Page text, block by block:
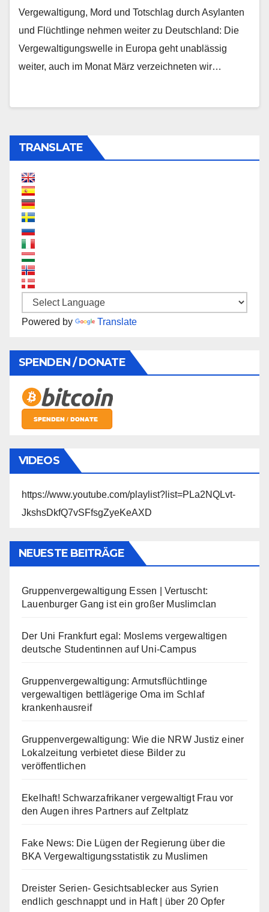
Vergewaltigung, Mord und Totschlag durch Asylanten
und Flüchtlinge nehmen weiter zu Deutschland: Die
Vergewaltigungswelle in Europa geht unablässig
weiter, auch im Monat März verzeichneten wir…
TRANSLATE
Powered by Translate
SPENDEN / DONATE
VIDEOS
https://www.youtube.com/playlist?list=PLa2NQLvt-
JkshsDkfQ7vSFfsgZyeKeAXD
NEUESTE BEITRÄGE
Gruppenvergewaltigung Essen | Vertuscht:
Lauenburger Gang ist ein großer Muslimclan
Der Uni Frankfurt egal: Moslems vergewaltigen
deutsche Studentinnen auf Uni-Campus
Gruppenvergewaltigung: Armutsflüchtlinge
vergewaltigen bettlägerige Oma im Schlaf
krankenhausreif
Gruppenvergewaltigung: Wie die NRW Justiz einer
Lokalzeitung verbietet diese Bilder zu
veröffentlichen
Ekelhaft! Schwarzafrikaner vergewaltigt Frau vor
den Augen ihres Partners auf Zeltplatz
Fake News: Die Lügen der Regierung über die
BKA Vergewaltigungsstatistik zu Muslimen
Dreister Serien- Gesichtsablecker aus Syrien
endlich geschnappt und in Haft | über 20 Opfer